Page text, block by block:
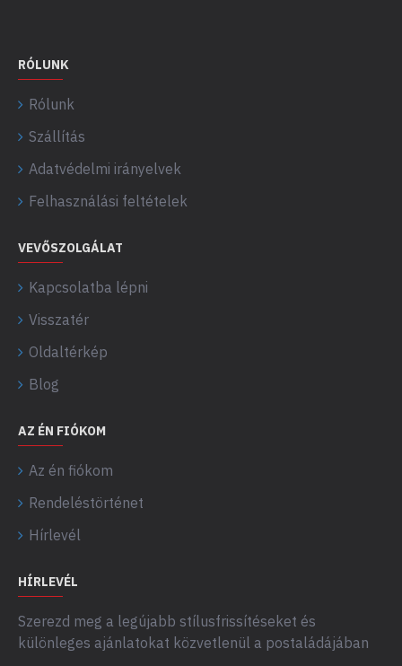
RÓLUNK
Rólunk
Szállítás
Adatvédelmi irányelvek
Felhasználási feltételek
VEVŐSZOLGÁLAT
Kapcsolatba lépni
Visszatér
Oldaltérkép
Blog
AZ ÉN FIÓKOM
Az én fiókom
Rendeléstörténet
Hírlevél
HÍRLEVÉL
Szerezd meg a legújabb stílusfrissítéseket és
különleges ajánlatokat közvetlenül a postaládájában